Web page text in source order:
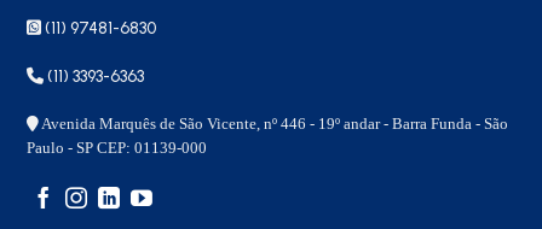
(11) 97481-6830
(11) 3393-6363
Avenida Marquês de São Vicente, nº 446 - 19º andar - Barra Funda - São
Paulo - SP CEP: 01139-000